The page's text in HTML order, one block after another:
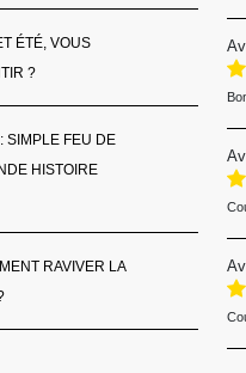
ÉTÉ, VOUS
?
SIMPLE FEU DE
HISTOIRE
RAVIVER LA